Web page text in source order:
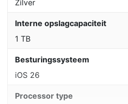
Zilver
Interne opslagcapaciteit
1 TB
Besturingssysteem
iOS 26
Processor type